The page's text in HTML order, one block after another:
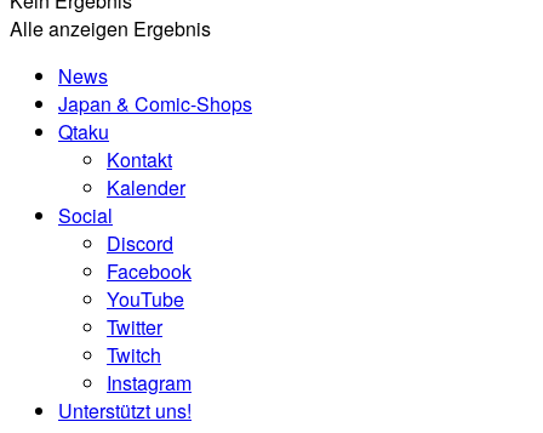
Alle anzeigen Ergebnis
News
Japan & Comic-Shops
Qtaku
Kontakt
Kalender
Social
Discord
Facebook
YouTube
Twitter
Twitch
Instagram
Unterstützt uns!